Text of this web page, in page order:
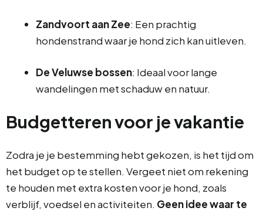
Zandvoort aan Zee: Een prachtig
hondenstrand waar je hond zich kan uitleven.
De Veluwse bossen: Ideaal voor lange
wandelingen met schaduw en natuur.
Budgetteren voor je vakantie
Zodra je je bestemming hebt gekozen, is het tijd om
het budget op te stellen. Vergeet niet om rekening
te houden met extra kosten voor je hond, zoals
verblijf, voedsel en activiteiten. Geen idee waar te